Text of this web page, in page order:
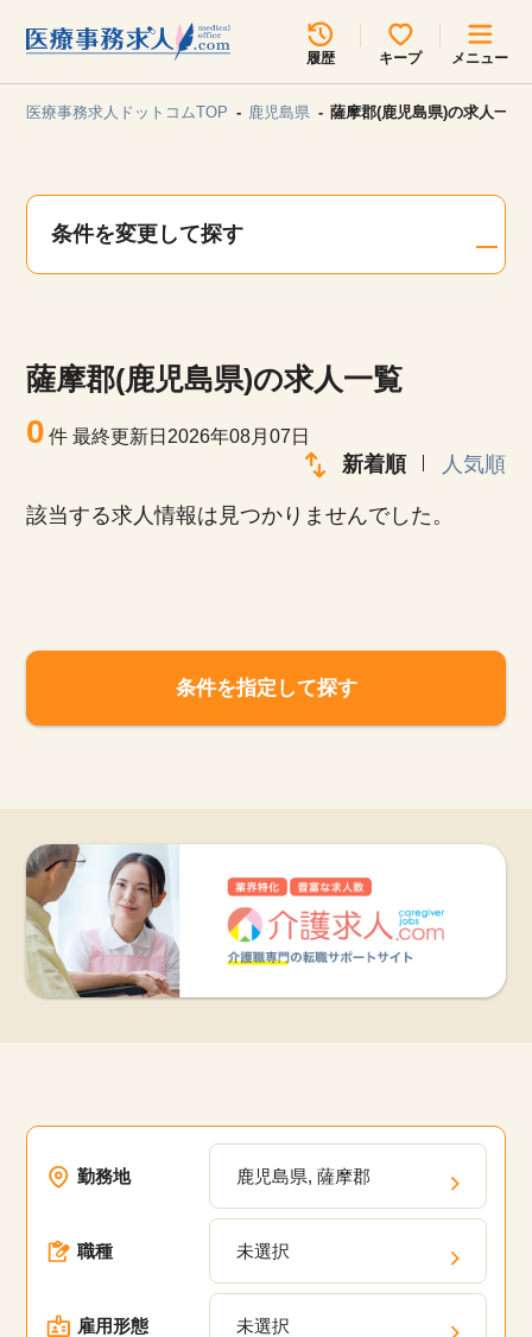
履歴 キープ メニュー
見学会・イベント情報
よくあるご質問
運営会社
医療事務求人ドットコムTOP 鹿児島県 薩摩郡(鹿児島県)の求人一覧
条件を変更して探す
薩摩郡(鹿児島県)の求人一覧
0 件最終更新日2026年08月07日
新着順 人気順
該当する求人情報は見つかりませんでした。
条件を指定して探す
勤務地 鹿児島県, 薩摩郡
職種 未選択
雇用形態 未選択
所在地のエリアを選択してください
各支店担当よりご連絡させていただきます。
関東
甲信越・北陸 中国・四国